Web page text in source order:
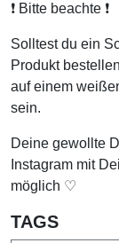
❗️ Bitte beachte ❗️
Solltest du ein
Produkt
auf einem
sein.
Deine gewollte
Instagram mit
möglich ♡
TAGS